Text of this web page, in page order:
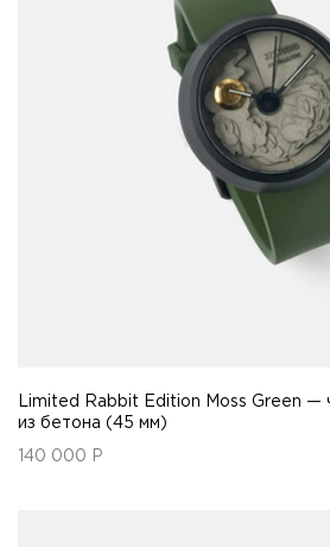
Limited Rabbit Edition Moss Green —
из бетона (45 мм)
140 000 Р